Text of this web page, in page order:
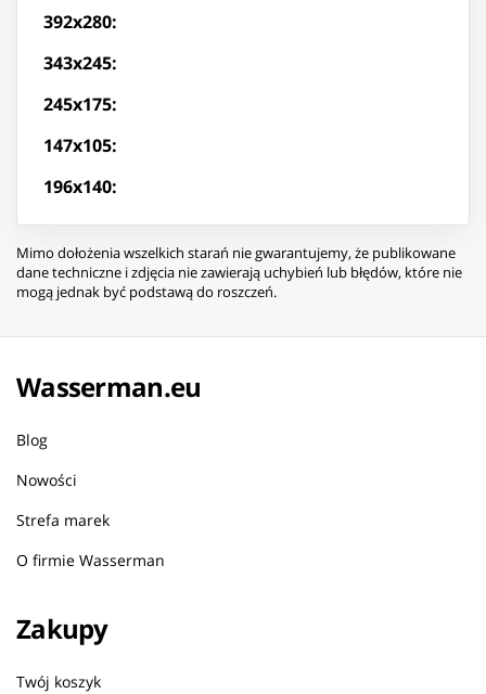
392x280:
343x245:
245x175:
147x105:
196x140:
Mimo dołożenia wszelkich starań nie gwarantujemy, że publikowane
dane techniczne i zdjęcia nie zawierają uchybień lub błędów, które nie
mogą jednak być podstawą do roszczeń.
Wasserman.eu
Blog
Nowości
Strefa marek
O firmie Wasserman
Zakupy
Twój koszyk